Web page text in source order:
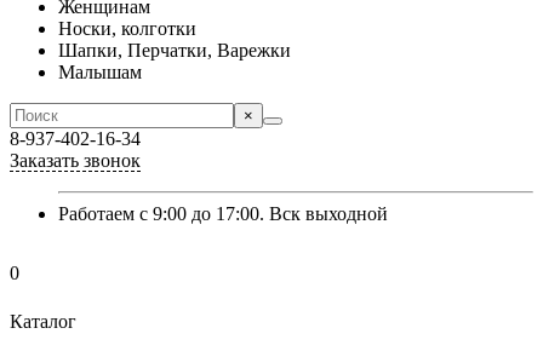
Женщинам
Носки, колготки
Шапки, Перчатки, Варежки
Малышам
×
8-937-402-16-34
Заказать звонок
Работаем с 9:00 до 17:00. Вск выходной
0
Каталог